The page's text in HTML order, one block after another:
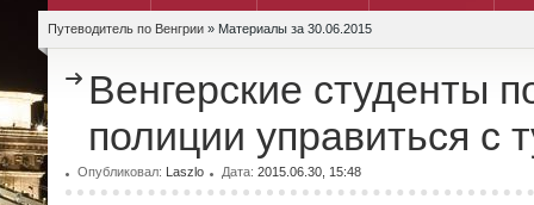
Путеводитель по Венгрии » Материалы за 30.06.2015
Венгерские студенты
полиции управиться с
Опубликовал: Laszlo Дата: 2015.06.30, 15:48